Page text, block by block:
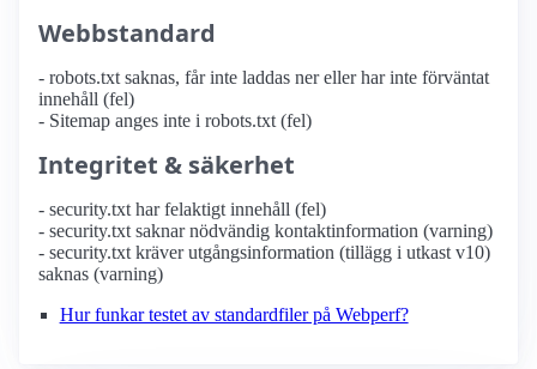
Webbstandard
- robots.txt saknas, får inte laddas ner eller har inte förväntat
innehåll (fel)
- Sitemap anges inte i robots.txt (fel)
Integritet & säkerhet
- security.txt har felaktigt innehåll (fel)
- security.txt saknar nödvändig kontaktinformation (varning)
- security.txt kräver utgångsinformation (tillägg i utkast v10)
saknas (varning)
Hur funkar testet av standardfiler på Webperf?